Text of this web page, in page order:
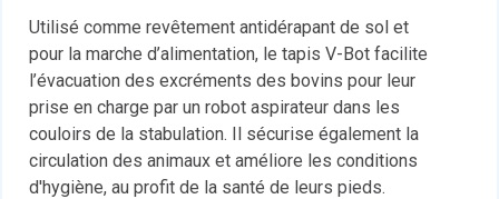
Utilisé comme revêtement antidérapant de sol et
pour la marche d’alimentation, le tapis V-Bot facilite
l’évacuation des excréments des bovins pour leur
prise en charge par un robot aspirateur dans les
couloirs de la stabulation. Il sécurise également la
circulation des animaux et améliore les conditions
d'hygiène, au profit de la santé de leurs pieds.